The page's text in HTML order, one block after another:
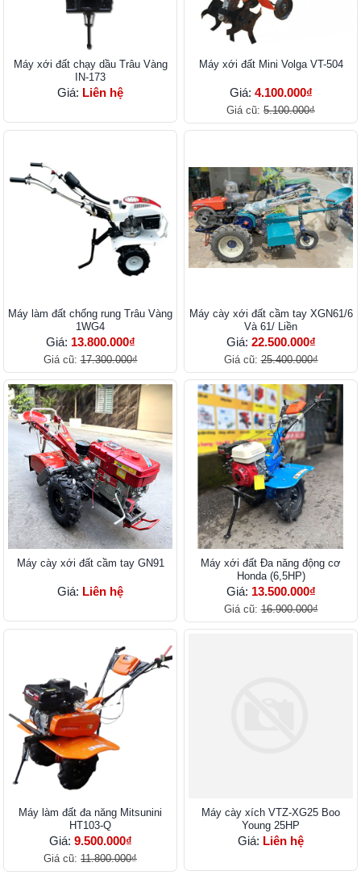
Máy xới đất chạy dầu Trâu Vàng
IN-173
Giá: Liên hệ
Máy xới đất Mini Volga VT-504
Giá: 4.100.000₫
Giá cũ: 5.100.000₫
Máy làm đất chống rung Trâu Vàng
1WG4
Giá: 13.800.000₫
Giá cũ:17.300.000₫
Máy cày xới đất cầm tay XGN61/6
Và 61/ Liền
Giá: 22.500.000₫
Giá cũ:25.400.000₫
Máy cày xới đất cầm tay GN91
Giá: Liên hệ
Máy xới đất Đa năng động cơ
Honda (6,5HP)
Giá: 13.500.000₫
Giá cũ:16.900.000₫
Máy làm đất đa năng Mitsunini
HT103-Q
Giá: 9.500.000₫
Giá cũ: 11.800.000₫
Máy cày xích VTZ-XG25 Boo
Young 25HP
Giá: Liên hệ